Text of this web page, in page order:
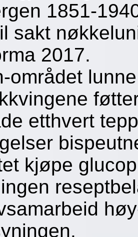
1851-
sakt
2017.
området
etthvert
kjøpe